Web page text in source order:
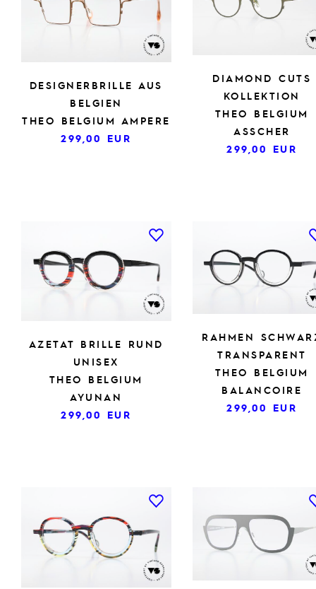
DESIGNERBRILLE AUS
BELGIEN
THEO BELGIUM AMPERE
299,00 EUR
DIAMOND CUTS
KOLLEKTION
THEO BELGIUM
ASSCHER
299,00 EUR
AZETAT BRILLE RUND
UNISEX
THEO BELGIUM
AYUNAN
299,00 EUR
RAHMEN
TRANSPARENT
THEO BELGIUM
BALANCOIRE
299,00 EUR